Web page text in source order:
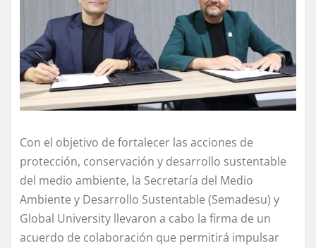
Con el objetivo de fortalecer las acciones de
protección, conservación y desarrollo sustentable
del medio ambiente, la Secretaría del Medio
Ambiente y Desarrollo Sustentable (Semadesu) y
Global University llevaron a cabo la firma de un
acuerdo de colaboración que permitirá impulsar